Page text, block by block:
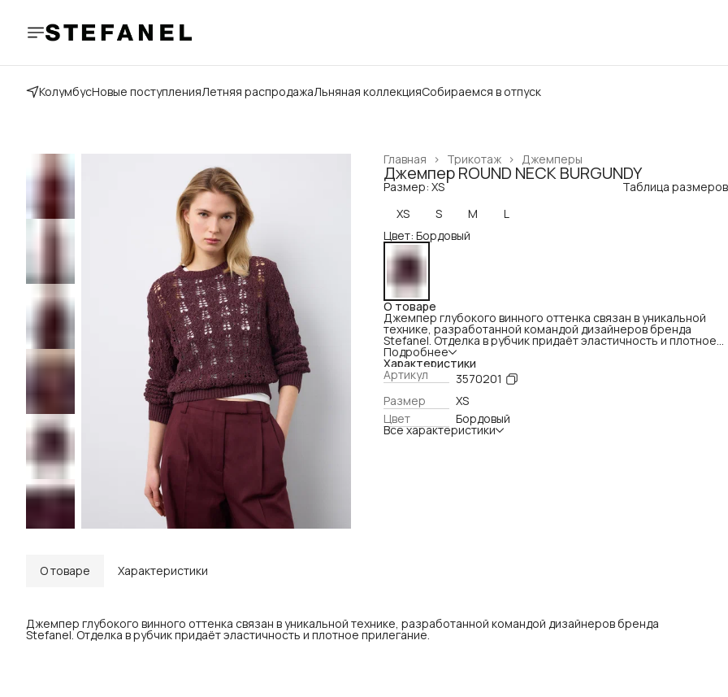
КолумбусНовые поступленияЛетняя распродажаЛьняная коллекцияСобираемся в отпуск
Джемперы
Трикотаж ›
Главная ›
Джемпер ROUND NECK BURGUNDY
Размер: XS
Таблица размеров
XS
S M
L
Цвет: Бордовый
О товаре
Джемпер глубокого винного оттенка связан в уникальной
технике, разработанной командой дизайнеров бренда
Stefanel. Отделка в рубчик придаёт эластичность и плотное
прилегание.
Подробнее
Характеристики
Артикул
3570201
Размер
XS
Цвет
Бордовый
Все характеристики
О товаре Характеристики
Джемпер глубокого винного оттенка связан в уникальной технике, разработанной командой дизайнеров бренда
Stefanel. Отделка в рубчик придаёт эластичность и плотное прилегание.